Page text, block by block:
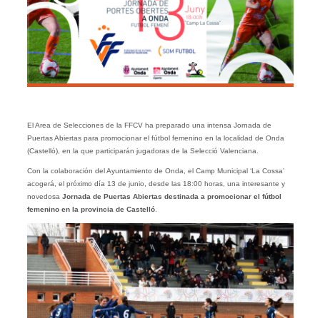
El Area de Selecciones de la FFCV ha preparado una intensa Jornada de
Puertas Abiertas para promocionar el fútbol femenino en la localidad de Onda
(Castelló), en la que participarán jugadoras de la Selecció Valenciana.
Con la colaboración del Ayuntamiento de Onda, el Camp Municipal ‘La Cossa’
acogerá, el próximo día 13 de junio, desde las 18:00 horas, una interesante y
novedosa Jornada de Puertas Abiertas destinada a promocionar el fútbol
femenino en la provincia de Castelló.